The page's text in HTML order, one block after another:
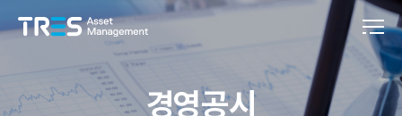
경영공시